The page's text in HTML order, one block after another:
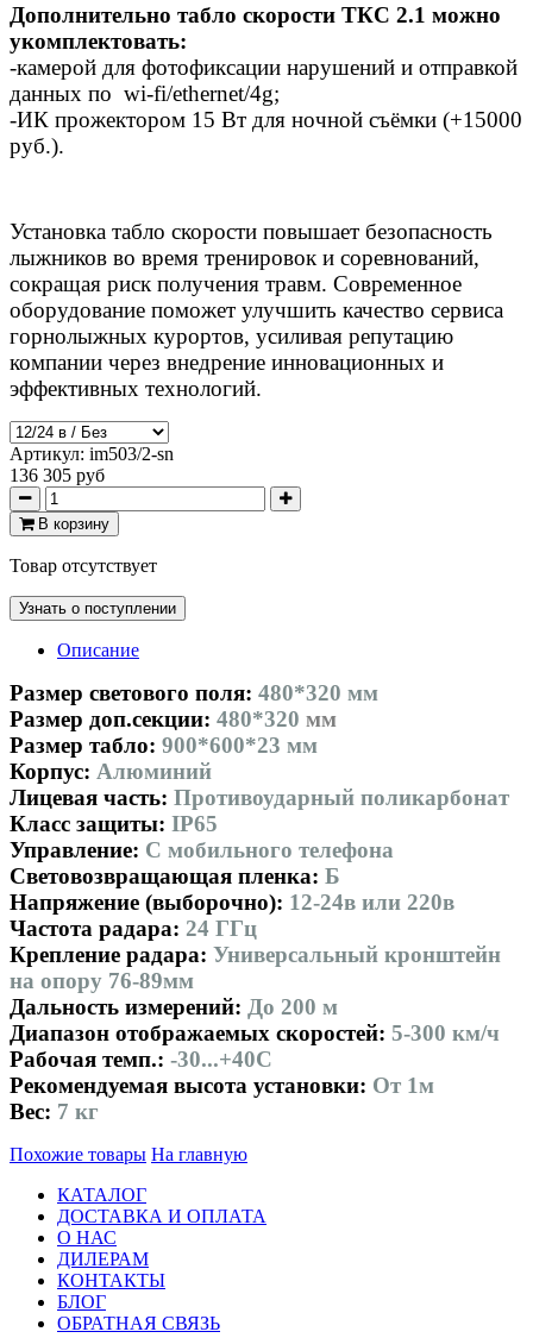
Дополнительно табло скорости ТКС 2.1 можно
укомплектовать:
-камерой для фотофиксации нарушений и отправкой
данных по wi-fi/ethernet/4g;
-ИК прожектором 15 Вт для ночной съёмки (+15000
руб.).
Установка табло скорости повышает безопасность
лыжников во время тренировок и соревнований,
сокращая риск получения травм. Современное
оборудование поможет улучшить качество сервиса
горнолыжных курортов, усиливая репутацию
компании через внедрение инновационных и
эффективных технологий.
Артикул: im503/2-sn
136 305 руб
В корзину
Товар отсутствует
Узнать о поступлении
Описание
Размер светового поля: 480*320 мм
Размер доп.секции: 480*320 мм
Размер табло: 900*600*23 мм
Корпус: Aлюминий
Лицевая часть: Противоударный поликарбонат
Класс защиты: IP65
Управление: С мобильного телефона
Световозвращающая пленка: Б
Напряжение (выборочно): 12-24в или 220в
Частота радара: 24 ГГц
Крепление радара: Универсальный кронштейн
на опору 76-89мм
Дальность измерений: До 200 м
Диапазон отображаемых скоростей: 5-300 км/ч
Рабочая темп.: -30...+40С
Рекомендуемая высота установки: От 1м
Вес: 7 кг
Похожие товары На главную
КАТАЛОГ
ДОСТАВКА И ОПЛАТА
О НАС
ДИЛЕРАМ
КОНТАКТЫ
БЛОГ
ОБРАТНАЯ СВЯЗЬ